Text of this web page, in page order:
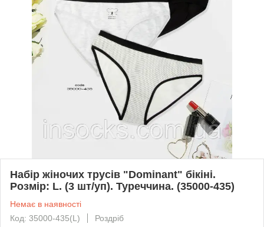
Набір жіночих трусів "Dominant" бікіні.
Розмір: L. (3 шт/уп). Туреччина. (35000-435)
Немає в наявності
Код: 35000-435(L)
Роздріб